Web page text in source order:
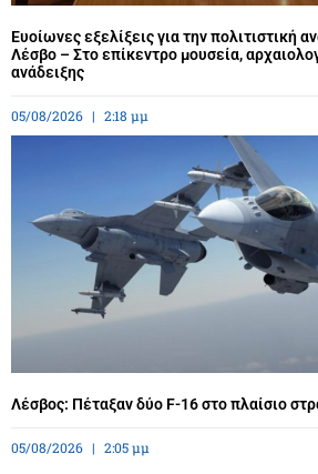
Ευοίωνες εξελίξεις για την πολιτιστική
Λέσβο – Στο επίκεντρο μουσεία,
ανάδειξης
05/08/2026 2:18 μμ
Λέσβος: Πέταξαν δύο F-16 στο πλαίσιο
05/08/2026 2:05 μμ